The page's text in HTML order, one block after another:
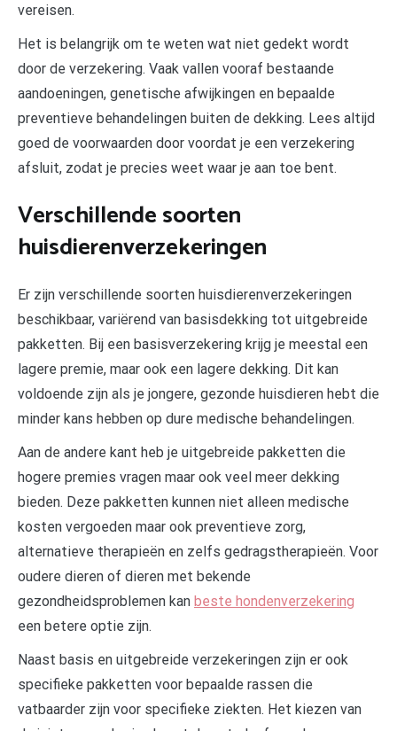
vereisen.
Het is belangrijk om te weten wat niet gedekt wordt
door de verzekering. Vaak vallen vooraf bestaande
aandoeningen, genetische afwijkingen en bepaalde
preventieve behandelingen buiten de dekking. Lees altijd
goed de voorwaarden door voordat je een verzekering
afsluit, zodat je precies weet waar je aan toe bent.
Verschillende soorten
huisdierenverzekeringen
Er zijn verschillende soorten huisdierenverzekeringen
beschikbaar, variërend van basisdekking tot uitgebreide
pakketten. Bij een basisverzekering krijg je meestal een
lagere premie, maar ook een lagere dekking. Dit kan
voldoende zijn als je jongere, gezonde huisdieren hebt die
minder kans hebben op dure medische behandelingen.
Aan de andere kant heb je uitgebreide pakketten die
hogere premies vragen maar ook veel meer dekking
bieden. Deze pakketten kunnen niet alleen medische
kosten vergoeden maar ook preventieve zorg,
alternatieve therapieën en zelfs gedragstherapieën. Voor
oudere dieren of dieren met bekende
gezondheidsproblemen kan beste hondenverzekering
een betere optie zijn.
Naast basis en uitgebreide verzekeringen zijn er ook
specifieke pakketten voor bepaalde rassen die
vatbaarder zijn voor specifieke ziekten. Het kiezen van